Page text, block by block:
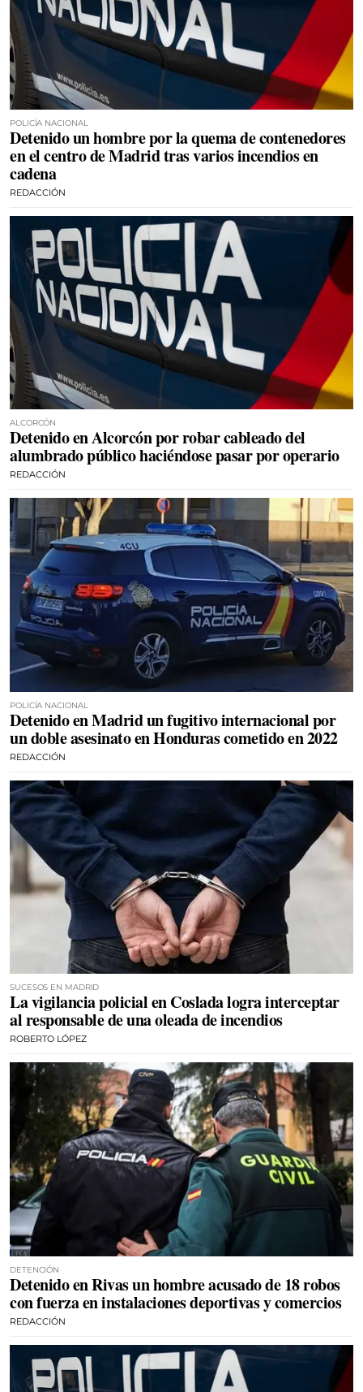
POLICÍA NACIONAL
Detenido un hombre por la quema de contenedores
en el centro de Madrid tras varios incendios en
cadena
REDACCIÓN
ALCORCÓN
Detenido en Alcorcón por robar cableado del
alumbrado público haciéndose pasar por operario
REDACCIÓN
POLICÍA NACIONAL
Detenido en Madrid un fugitivo internacional por
un doble asesinato en Honduras cometido en 2022
REDACCIÓN
SUCESOS EN MADRID
La vigilancia policial en Coslada logra interceptar
al responsable de una oleada de incendios
ROBERTO LÓPEZ
DETENCIÓN
Detenido en Rivas un hombre acusado de 18 robos
con fuerza en instalaciones deportivas y comercios
REDACCIÓN